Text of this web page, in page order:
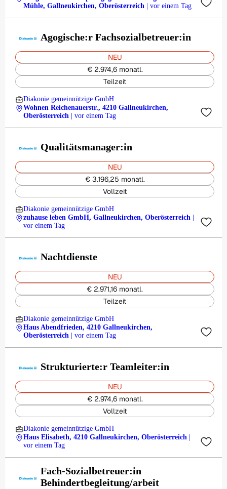
Mühle, Gallneukirchen, Oberösterreich
| vor einem Tag
Agogische:r Fachsozialbetreuer:in
NEU
€ 2.974,6 monatl.
Teilzeit
Diakonie gemeinnützige GmbH
Wohnen Reichenauerstr., 4210 Gallneukirchen,
Oberösterreich
| vor einem Tag
Qualitätsmanager:in
NEU
€ 3.196,25 monatl.
Vollzeit
Diakonie gemeinnützige GmbH
zuhause leben GmbH, Gallneukirchen, Oberösterreich
vor einem Tag
Nachtdienste
NEU
€ 2.971,16 monatl.
Teilzeit
Diakonie gemeinnützige GmbH
Haus Abendfrieden, 4210 Gallneukirchen,
Oberösterreich
| vor einem Tag
Strukturierte:r Teamleiter:in
NEU
€ 2.974,6 monatl.
Vollzeit
Diakonie gemeinnützige GmbH
Haus Elisabeth, 4210 Gallneukirchen, Oberösterreich
vor einem Tag
Fach-Sozialbetreuer:in
Behindertbegleitung/arbeit